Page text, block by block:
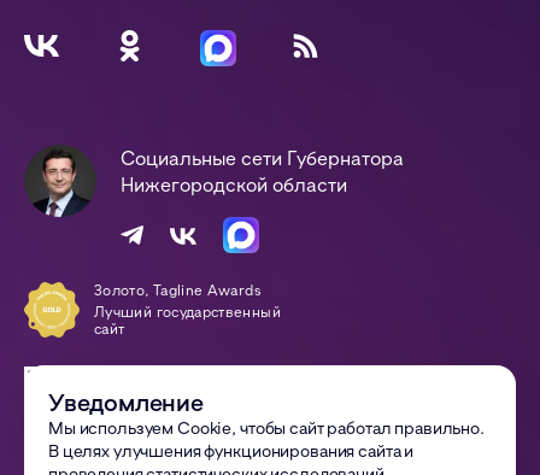
Социальные сети Губернатора
Нижегородской области
Золото, Tagline Awards
Лучший государственный
сайт
Сайт года
Уведомление
Мы используем Cookie, чтобы сайт работал правильно.
В целях улучшения функционирования сайта и